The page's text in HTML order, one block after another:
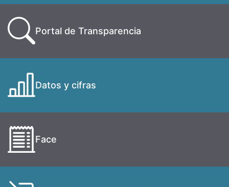
Portal de Transparencia
Datos y cifras
Face